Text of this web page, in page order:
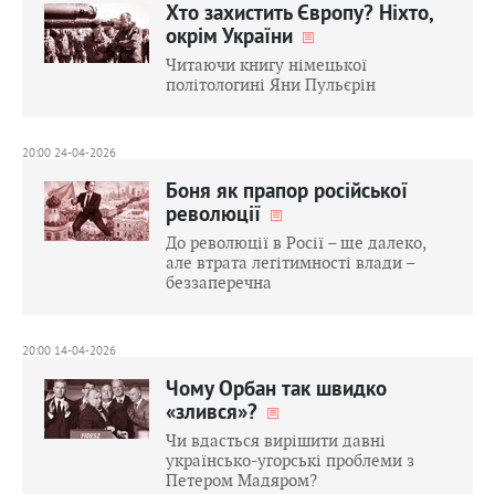
Хто захистить Європу? Ніхто,
окрім України
Читаючи книгу німецької
політологині Яни Пульєрін
20:00 24-04-2026
Боня як прапор російської
революції
До революції в Росії – ще далеко,
але втрата легітимності влади –
беззаперечна
20:00 14-04-2026
Чому Орбан так швидко
«злився»?
Чи вдасться вирішити давні
українсько-угорські проблеми з
Петером Мадяром?